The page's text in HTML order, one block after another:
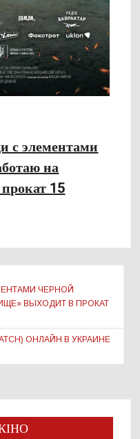
с элементами
на
15
ЧЕРНОЙ
ВЫХОДИТ В ПРОКАТ
ОНЛАЙН В УКРАИНЕ